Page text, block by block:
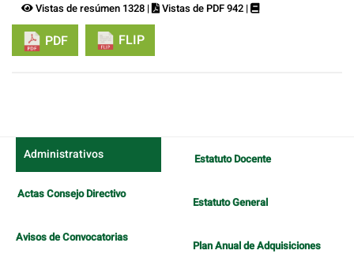
Vistas de resúmen 1328 | Vistas de PDF 942 |
PDF FLIP
Administrativos
Actas Consejo Directivo
Avisos de Convocatorias
Estatuto Docente
Estatuto General
Plan Anual de Adquisiciones